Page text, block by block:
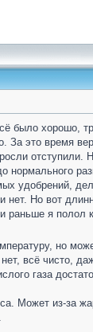
было хорошо,
За это время
отступили.
удобрений,
Но вот
раньше я
но
всё чисто,
газа
Может из-за